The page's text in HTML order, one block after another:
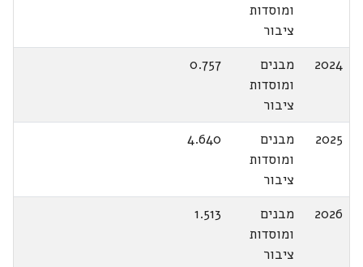
ומוסדות
ציבור
2024
מבנים
ומוסדות
ציבור
0.757
2025
מבנים
ומוסדות
ציבור
4.640
2026
מבנים
ומוסדות
ציבור
1.513